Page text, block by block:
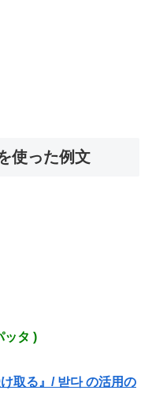
使った例文
ッタ )
取る』/ 받다 の活用の